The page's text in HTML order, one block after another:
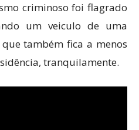
criminoso foi flagrado
um veiculo de uma
também fica a menos
tranquilamente.